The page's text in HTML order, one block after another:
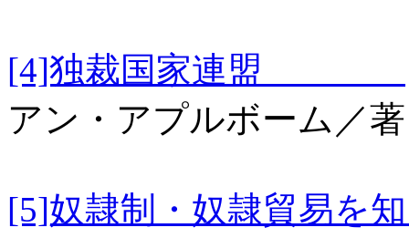
[4]独裁国家連盟
アン・アプルボーム／
[5]奴隷制・奴隷貿易